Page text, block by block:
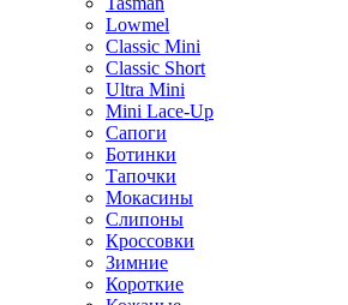
Lowmel
Classic Mini
Classic Short
Ultra Mini
Mini Lace-Up
Сапоги
Ботинки
Тапочки
Мокасины
Слипоны
Кроссовки
Зимние
Короткие